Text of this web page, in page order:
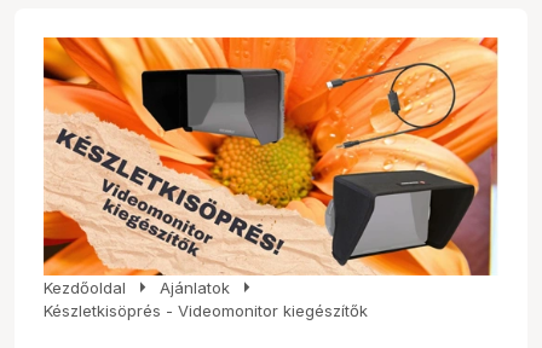
Kezdőoldal arrow_right Ajánlatok arrow_right
Készletkisöprés - Videomonitor kiegészítők